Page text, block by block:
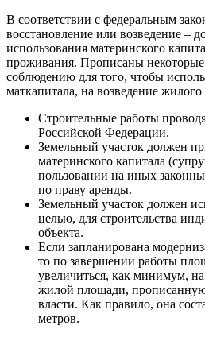
В соответствии с федеральным
восстановление или возведение –
использования материнского
проживания. Прописаны некоторые
соблюдению для того, чтобы
маткапитала, на возведение жилого
Строительные работы
Российской Федерации.
Земельный участок должен
материнского капитала
пользовании на иных
по праву аренды.
Земельный участок должен
целью, для строительства
объекта.
Если запланирована
то по завершении работы
увеличиться, как минимум,
жилой площади,
власти. Как правило, она
метров.